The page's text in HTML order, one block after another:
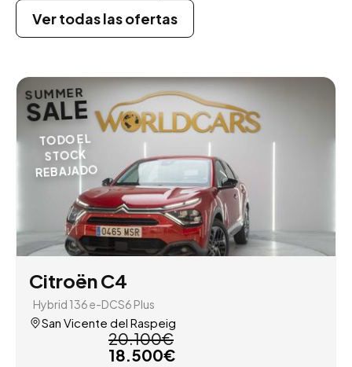
Ver todas las ofertas
SUMMER
SALE
TODO EL
STOCK
REBAJADO
Citroën C4
Hybrid 136 e-DCS6 Plus
San Vicente del Raspeig
20.100€
18.500€